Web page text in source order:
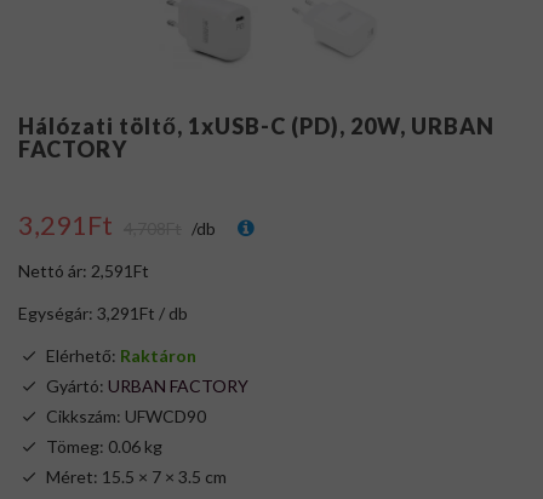
Hálózati töltő, 1xUSB-C (PD), 20W, URBAN
FACTORY
3,291Ft /db
Nettó ár: 2,591Ft
Egységár: 3,291Ft / db
Elérhető: Raktáron
Gyártó: URBAN FACTORY
Cikkszám: UFWCD90
Tömeg: 0.06 kg
Méret: 15.5 × 7 × 3.5 cm